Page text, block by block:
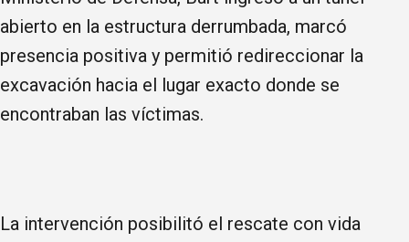
abierto en la estructura derrumbada, marcó
presencia positiva y permitió redireccionar la
excavación hacia el lugar exacto donde se
encontraban las víctimas.
La intervención posibilitó el rescate con vida